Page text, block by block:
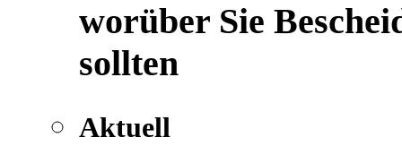
worüber Sie
sollten
Aktuell